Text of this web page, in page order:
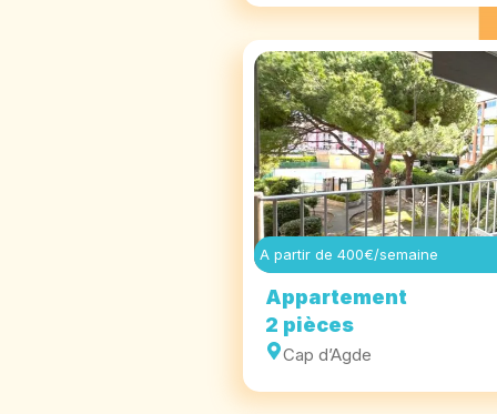
A partir de 400€/semaine
Appartement
2 pièces
Cap d’Agde